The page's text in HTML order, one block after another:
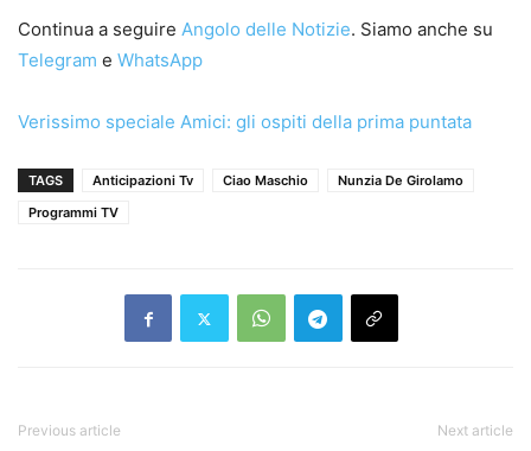
Continua a seguire Angolo delle Notizie. Siamo anche su
Telegram e WhatsApp
Verissimo speciale Amici: gli ospiti della prima puntata
TAGS Anticipazioni Tv Ciao Maschio
Nunzia De Girolamo
Programmi TV
Previous article Next article